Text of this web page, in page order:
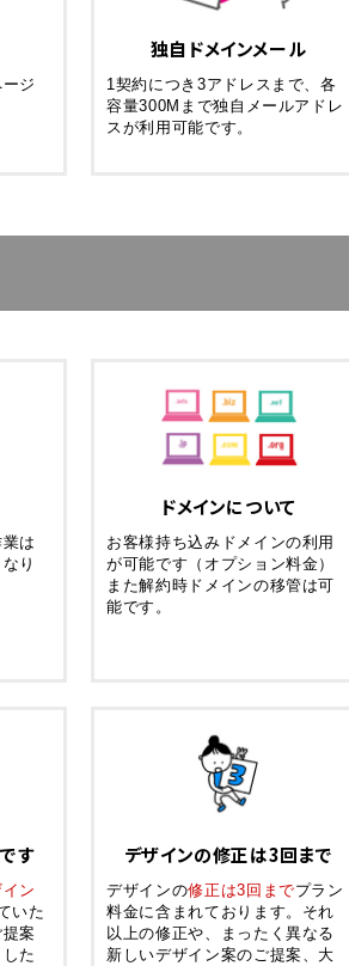
ジ
独自ドメインメール
1契約につき3アドレスまで、各
容量300Mまで独自メールアドレ
スが利用可能です。
は
り
ドメインについて
お客様持ち込みドメインの利用
が可能です（オプション料金）
また解約時ドメインの移管は可
能です。
す
ン
いた
案
た
デザインの修正は3回まで
デザインの修正は3回までプラン
料金に含まれております。それ
以上の修正や、まったく異なる
新しいデザイン案のご提案、大